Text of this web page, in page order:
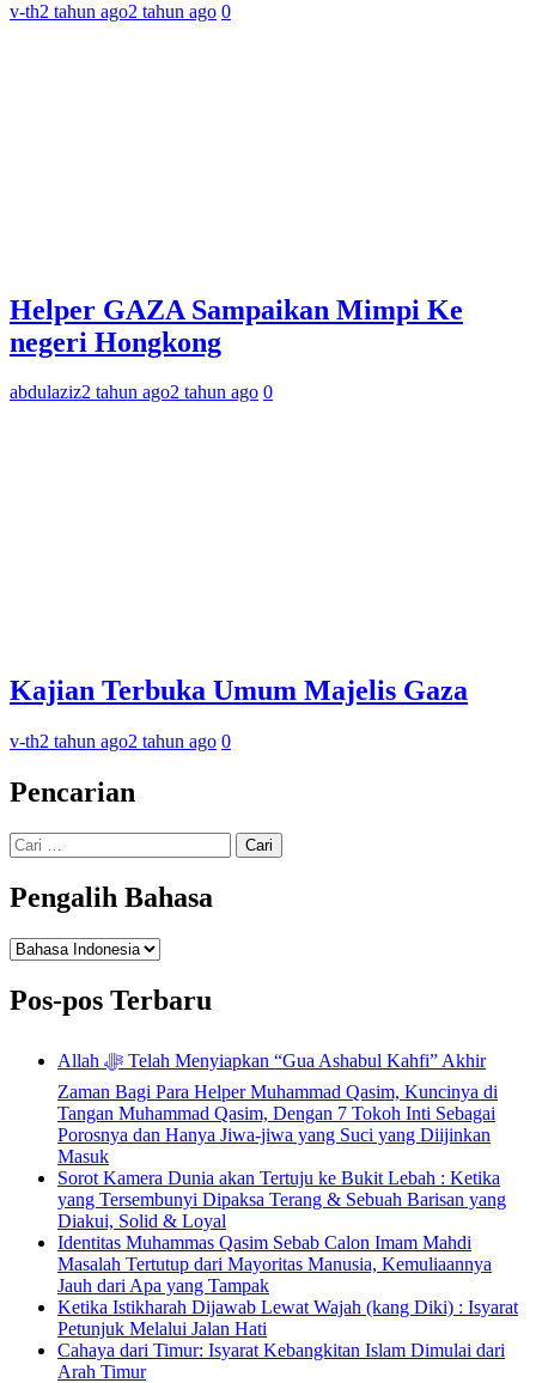
v-th2 tahun ago2 tahun ago 0
Helper GAZA Sampaikan Mimpi Ke
negeri Hongkong
abdulaziz2 tahun ago2 tahun ago 0
Kajian Terbuka Umum Majelis Gaza
v-th2 tahun ago2 tahun ago 0
Pencarian
Cari
untuk:
Pengalih Bahasa
Pengalih
Pos-pos Terbaru
Allah ﷻ Telah Menyiapkan “Gua Ashabul Kahfi” Akhir
Zaman Bagi Para Helper Muhammad Qasim, Kuncinya di
Tangan Muhammad Qasim, Dengan 7 Tokoh Inti Sebagai
Porosnya dan Hanya Jiwa-jiwa yang Suci yang Diijinkan
Masuk
Sorot Kamera Dunia akan Tertuju ke Bukit Lebah : Ketika
yang Tersembunyi Dipaksa Terang & Sebuah Barisan yang
Diakui, Solid & Loyal
Identitas Muhammas Qasim Sebab Calon Imam Mahdi
Masalah Tertutup dari Mayoritas Manusia, Kemuliaannya
Jauh dari Apa yang Tampak
Ketika Istikharah Dijawab Lewat Wajah (kang Diki) : Isyarat
Petunjuk Melalui Jalan Hati
Cahaya dari Timur: Isyarat Kebangkitan Islam Dimulai dari
Arah Timur